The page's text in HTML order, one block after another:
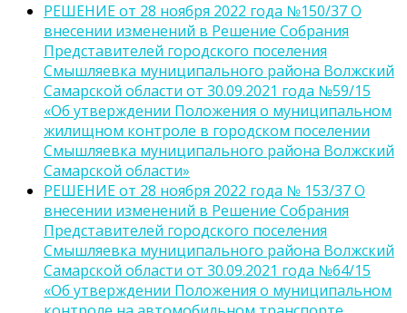
РЕШЕНИЕ от 28 ноября 2022 года №150/37 О
внесении изменений в Решение Собрания
Представителей городского поселения
Смышляевка муниципального района Волжский
Самарской области от 30.09.2021 года №59/15
«Об утверждении Положения о муниципальном
жилищном контроле в городском поселении
Смышляевка муниципального района Волжский
Самарской области»
РЕШЕНИЕ от 28 ноября 2022 года № 153/37 О
внесении изменений в Решение Собрания
Представителей городского поселения
Смышляевка муниципального района Волжский
Самарской области от 30.09.2021 года №64/15
«Об утверждении Положения о муниципальном